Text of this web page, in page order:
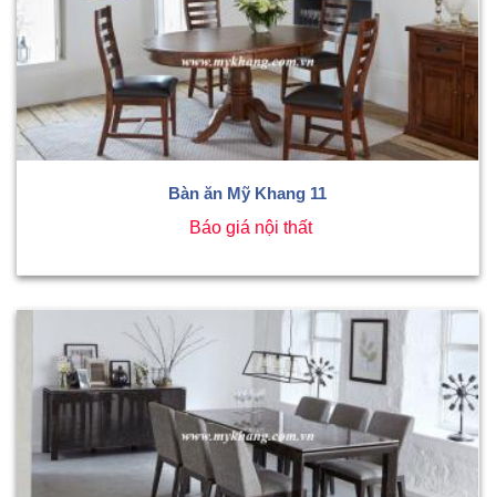
Bàn ăn Mỹ Khang 11
Báo giá nội thất